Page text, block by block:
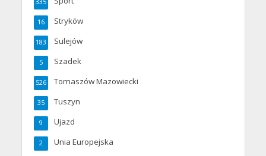
335
Stryków
16
Sulejów
183
Szadek
5
Tomaszów Mazowiecki
526
Tuszyn
35
Ujazd
9
Unia Europejska
2